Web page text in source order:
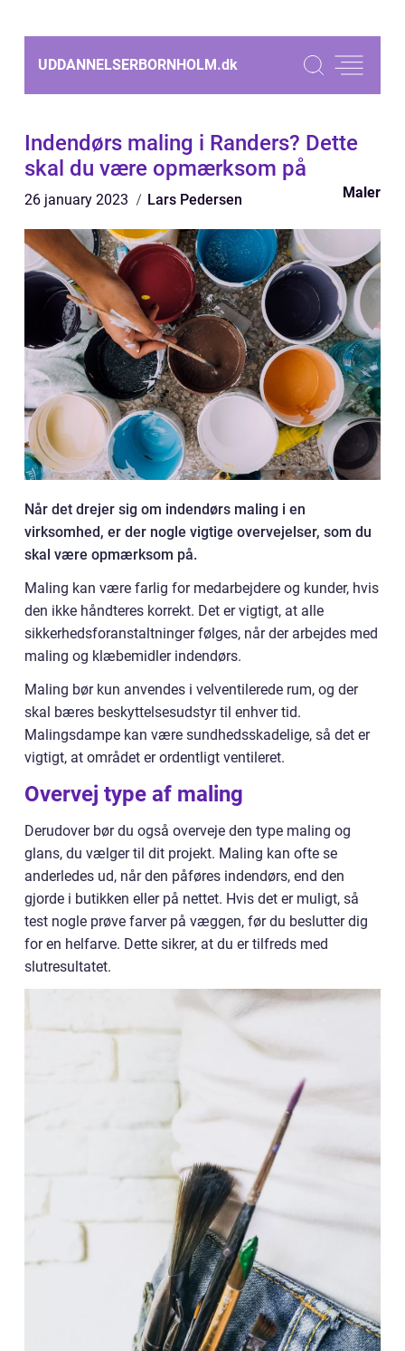
UDDANNELSERBORNHOLM.dk
Indendørs maling i Randers? Dette
skal du være opmærksom på
26 january 2023 Lars Pedersen Maler
Når det drejer sig om indendørs maling i en
virksomhed, er der nogle vigtige overvejelser, som du
skal være opmærksom på.
Maling kan være farlig for medarbejdere og kunder, hvis
den ikke håndteres korrekt. Det er vigtigt, at alle
sikkerhedsforanstaltninger følges, når der arbejdes med
maling og klæbemidler indendørs.
Maling bør kun anvendes i velventilerede rum, og der
skal bæres beskyttelsesudstyr til enhver tid.
Malingsdampe kan være sundhedsskadelige, så det er
vigtigt, at området er ordentligt ventileret.
Overvej type af maling
Derudover bør du også overveje den type maling og
glans, du vælger til dit projekt. Maling kan ofte se
anderledes ud, når den påføres indendørs, end den
gjorde i butikken eller på nettet. Hvis det er muligt, så
test nogle prøve farver på væggen, før du beslutter dig
for en helfarve. Dette sikrer, at du er tilfreds med
slutresultatet.